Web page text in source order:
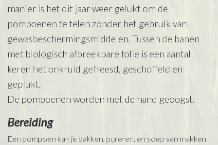
manier is het dit jaar weer gelukt om de
pompoenen te telen zonder het gebruik van
gewasbeschermingsmiddelen. Tussen de banen
met biologisch afbreekbare folie is een aantal
keren het onkruid gefreesd, geschoffeld en
geplukt.
De pompoenen worden met de hand geoogst.
Bereiding
Een pompoen kan je bakken, pureren, en soep van makken